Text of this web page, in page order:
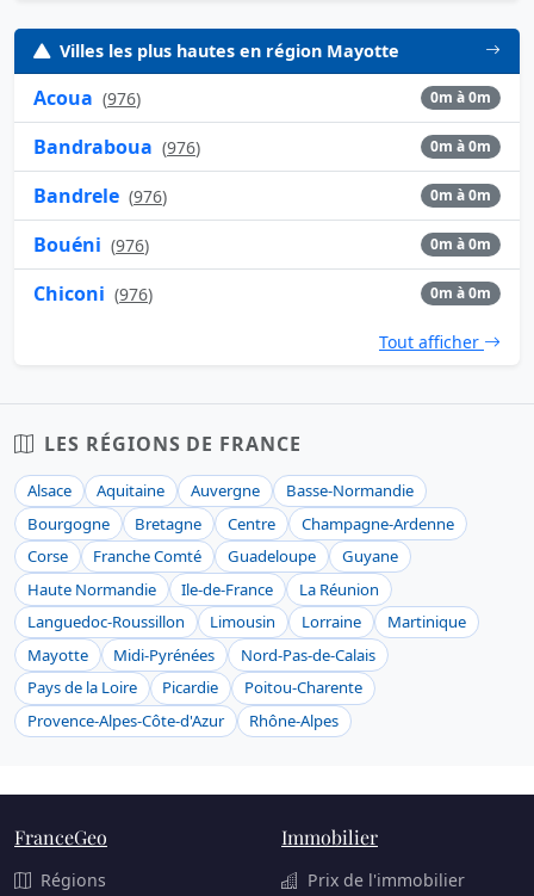
Villes les plus hautes en région Mayotte
Acoua (976) 0m à 0m
Bandraboua (976) 0m à 0m
Bandrele (976) 0m à 0m
Bouéni (976) 0m à 0m
Chiconi (976) 0m à 0m
Tout afficher
LES RÉGIONS DE FRANCE
Alsace Aquitaine Auvergne
Basse-Normandie
Bourgogne
Bretagne Centre
Champagne-Ardenne
Corse
Franche Comté Guadeloupe
Guyane
Haute Normandie
Ile-de-France
La Réunion
Languedoc-Roussillon
Limousin Lorraine
Martinique
Mayotte
Midi-Pyrénées
Nord-Pas-de-Calais
Pays de la Loire
Picardie
Poitou-Charente
Provence-Alpes-Côte-d'Azur
Rhône-Alpes
FranceGeo
Régions
Immobilier
Prix de l'immobilier